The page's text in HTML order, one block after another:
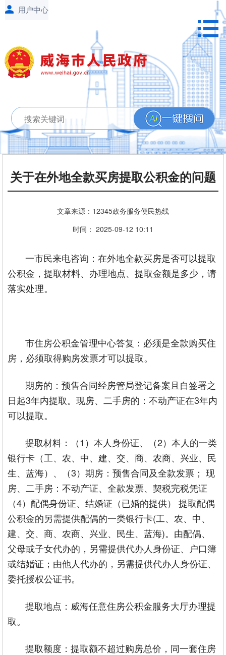
关于在外地全款买房提取公积金的问题
文章来源：12345政务服务便民热线
时间： 2025-09-12 10:11
一市民来电咨询：在外地全款买房是否可以提取
公积金，提取材料、办理地点、提取金额是多少，请
落实处理。
市住房公积金管理中心答复：必须是全款购买住
房，必须取得购房发票才可以提取。
期房的：预售合同经房管局登记备案且自签署之
日起3年内提取。现房、二手房的：不动产证在3年内
可以提取。
提取材料：（1）本人身份证、（2）本人的一类
银行卡（工、农、中、建、交、商、农商、兴业、民
生、蓝海）、（3）期房：预售合同及全款发票； 现
房、二手房：不动产证、全款发票、契税完税凭证
（4）配偶身份证、结婚证（已婚的提供） 提取配偶
公积金的另需提供配偶的一类银行卡(工、农、中、
建、交、商、农商、兴业、民生、蓝海)。由配偶、
父母或子女代办的，另需提供代办人身份证、户口簿
或结婚证；由他人代办的，另需提供代办人身份证、
委托授权公证书。
提取地点：威海任意住房公积金服务大厅办理提
取。
提取额度：提取额不超过购房总价，同一套住房